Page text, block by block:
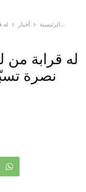
الرئيسية أخبار له قرابة من ليلى بن علي .. العربي نصرة تسبّب في مقتل...
له قرابة من
نصرة